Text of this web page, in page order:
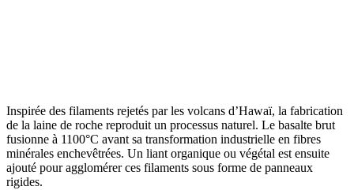
Inspirée des filaments rejetés par les volcans d’Hawaï, la fabrication
de la laine de roche reproduit un processus naturel. Le basalte brut
fusionne à 1100°C avant sa transformation industrielle en fibres
minérales enchevêtrées. Un liant organique ou végétal est ensuite
ajouté pour agglomérer ces filaments sous forme de panneaux
rigides.